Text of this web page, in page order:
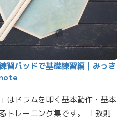
習パッドで基礎練習編｜みっき
はドラムを叩く基本動作・基本
トレーニング集です。 「教則